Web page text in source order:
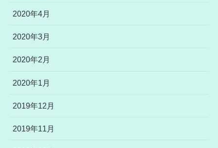
2020年4月
2020年3月
2020年2月
2020年1月
2019年12月
2019年11月